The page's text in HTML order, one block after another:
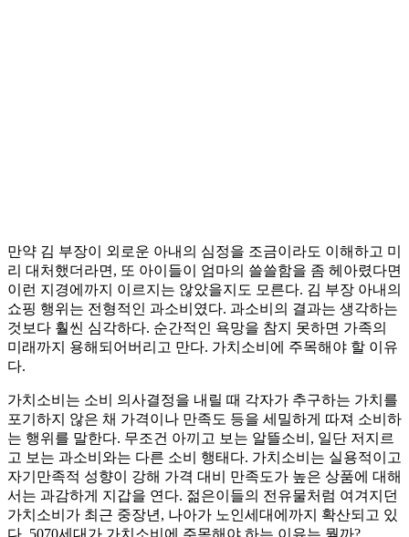
만약 김 부장이 외로운 아내의 심정을 조금이라도 이해하고 미
리 대처했더라면, 또 아이들이 엄마의 쓸쓸함을 좀 헤아렸다면
이런 지경에까지 이르지는 않았을지도 모른다. 김 부장 아내의
쇼핑 행위는 전형적인 과소비였다. 과소비의 결과는 생각하는
것보다 훨씬 심각하다. 순간적인 욕망을 참지 못하면 가족의
미래까지 용해되어버리고 만다. 가치소비에 주목해야 할 이유
다.
가치소비는 소비 의사결정을 내릴 때 각자가 추구하는 가치를
포기하지 않은 채 가격이나 만족도 등을 세밀하게 따져 소비하
는 행위를 말한다. 무조건 아끼고 보는 알뜰소비, 일단 저지르
고 보는 과소비와는 다른 소비 행태다. 가치소비는 실용적이고
자기만족적 성향이 강해 가격 대비 만족도가 높은 상품에 대해
서는 과감하게 지갑을 연다. 젊은이들의 전유물처럼 여겨지던
가치소비가 최근 중장년, 나아가 노인세대에까지 확산되고 있